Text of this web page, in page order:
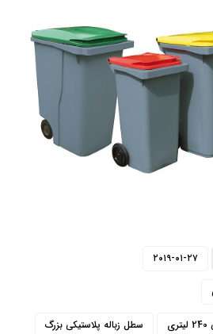
۲۰۱۹-۰۱-۲۷
سطل زباله پلاستیکی بزرگ